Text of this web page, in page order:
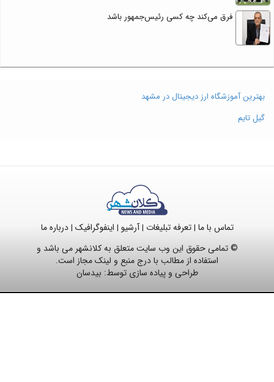
فرق می‌کند چه کسی رئیس‌جمهور باشد
بهترین آموزشگاه ارز دیجیتال در مشهد
گیل تایم
تماس با ما |تعرفه تبلیغات |آرشیو | اینفوگرافیک |درباره ما
© تمامی حقوق این وب سایت متعلق به کلانشهر می باشد و
استفاده از مطالب با درج منبع و لینک مجاز است.
طراحی و پیاده سازی توسط: بیدسان